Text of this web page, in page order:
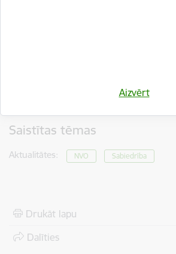
Aizvērt
Saistītas tēmas
Aktualitātes: NVO Sabiedrība
Drukāt lapu
Dalīties